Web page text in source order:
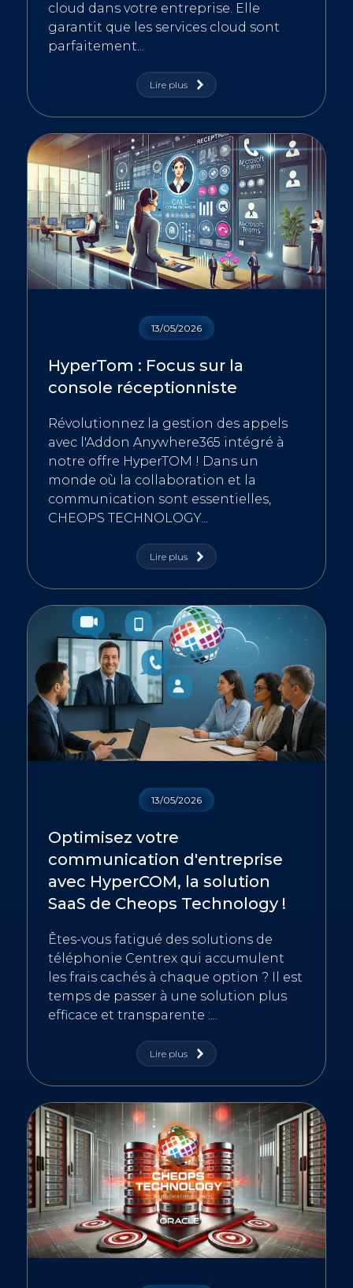
cloud dans votre entreprise. Elle
garantit que les services cloud sont
parfaitement...
Lire plus
13/05/2026
HyperTom : Focus sur la
console réceptionniste
Révolutionnez la gestion des appels
avec l'Addon Anywhere365 intégré à
notre offre HyperTOM ! Dans un
monde où la collaboration et la
communication sont essentielles,
CHEOPS TECHNOLOGY...
Lire plus
13/05/2026
Optimisez votre
communication d'entreprise
avec HyperCOM, la solution
SaaS de Cheops Technology !
Êtes-vous fatigué des solutions de
téléphonie Centrex qui accumulent
les frais cachés à chaque option ? Il est
temps de passer à une solution plus
efficace et transparente :...
Lire plus